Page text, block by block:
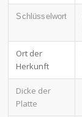
Schlüsselwort
Ort der
Herkunft
Dicke der
Platte